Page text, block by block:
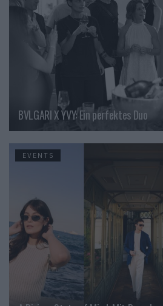
BVLGARI X YVY: Ein perfektes Duo
EVENTS